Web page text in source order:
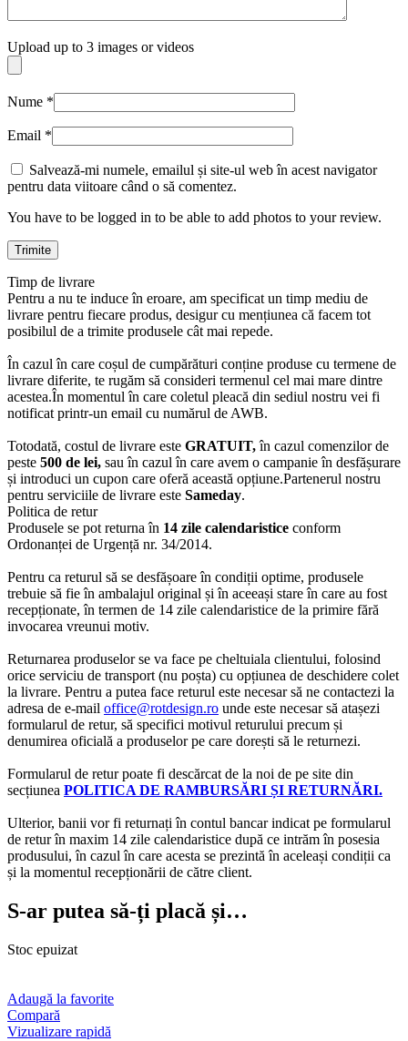
Upload up to 3 images or videos
Nume *
Email *
Salvează-mi numele, emailul și site-ul web în acest navigator
pentru data viitoare când o să comentez.
You have to be logged in to be able to add photos to your review.
Timp de livrare
Pentru a nu te induce în eroare, am specificat un timp mediu de
livrare pentru fiecare produs, desigur cu mențiunea că facem tot
posibilul de a trimite produsele cât mai repede.
În cazul în care coșul de cumpărături conține produse cu termene de
livrare diferite, te rugăm să consideri termenul cel mai mare dintre
acestea.În momentul în care coletul pleacă din sediul nostru vei fi
notificat printr-un email cu numărul de AWB.
Totodată, costul de livrare este GRATUIT,în cazul comenzilor de
peste 500 de lei, sau în cazul în care avem o campanie în desfășurare
și introduci un cupon care oferă această opțiune.Partenerul nostru
pentru serviciile de livrare este Sameday.
Politica de retur
Produsele se pot returna în 14 zile calendaristice conform
Ordonanței de Urgență nr. 34/2014.
Pentru ca returul să se desfășoare în condiții optime, produsele
trebuie să fie în ambalajul original și în aceeași stare în care au fost
recepționate, în termen de 14 zile calendaristice de la primire fără
invocarea vreunui motiv.
Returnarea produselor se va face pe cheltuiala clientului, folosind
orice serviciu de transport (nu poșta) cu opțiunea de deschidere colet
la livrare. Pentru a putea face returul este necesar să ne contactezi la
adresa de e-mail office@rotdesign.ro unde este necesar să atașezi
formularul de retur, să specifici motivul returului precum și
denumirea oficială a produselor pe care dorești să le returnezi.
Formularul de retur poate fi descărcat de la noi de pe site din
secțiunea POLITICA DE RAMBURSĂRI ȘI RETURNĂRI.
Ulterior, banii vor fi returnați în contul bancar indicat pe formularul
de retur în maxim 14 zile calendaristice după ce intrăm în posesia
produsului, în cazul în care acesta se prezintă în aceleași condiții ca
și la momentul recepționării de către client.
S-ar putea să-ți placă și…
Stoc epuizat
Adaugă la favorite
Compară
Vizualizare rapidă